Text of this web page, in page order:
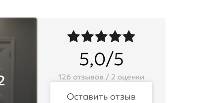
5,0/5
126 отзывов / 2 оценки
Оставить отзыв